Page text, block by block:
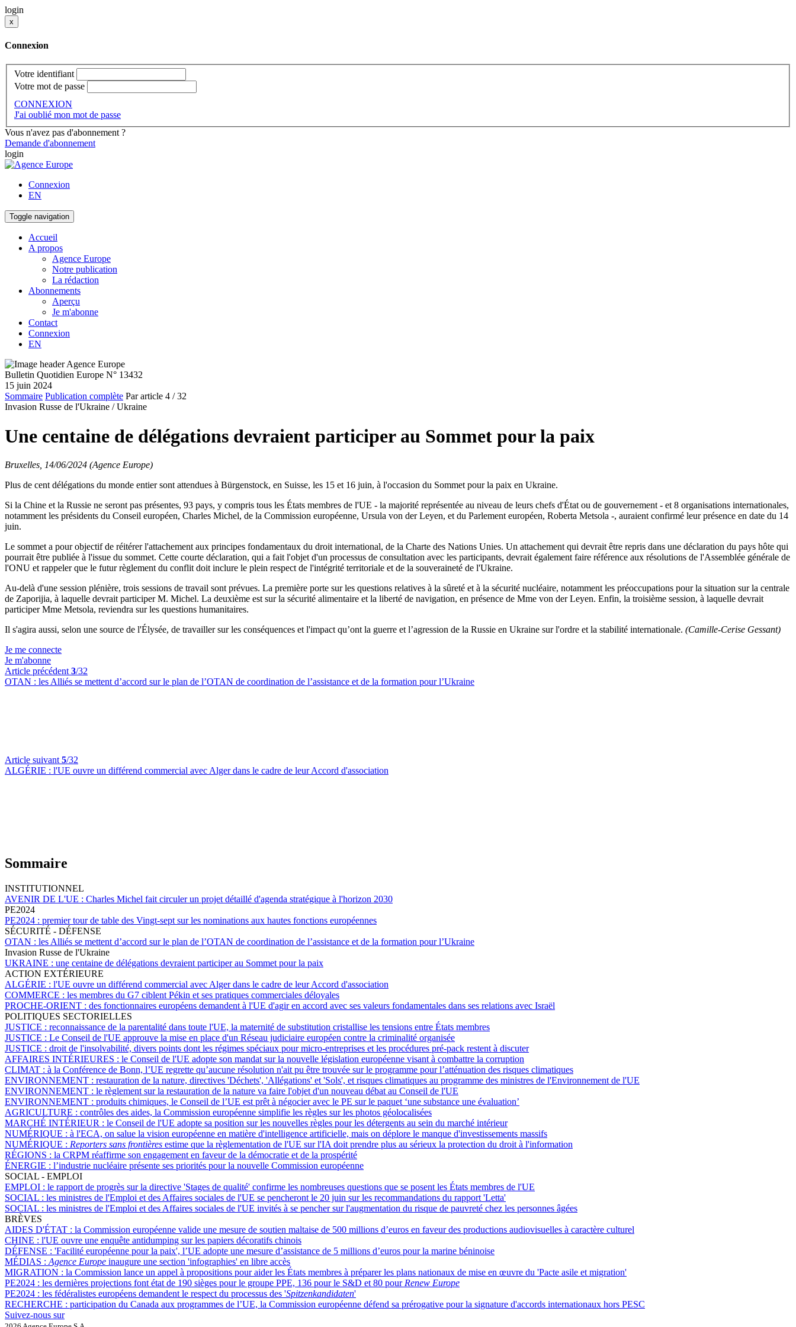
login
x
Connexion
Votre identifiant
Votre mot de passe
CONNEXION
J'ai oublié mon mot de passe
Vous n'avez pas d'abonnement ?
Demande d'abonnement
login
Connexion
EN
Toggle navigation
Accueil
A propos
Agence Europe
Notre publication
La rédaction
Abonnements
Aperçu
Je m'abonne
Contact
Connexion
EN
Bulletin Quotidien Europe N° 13432
15 juin 2024
Sommaire Publication complète Par article 4 / 32
Invasion Russe de l'Ukraine / Ukraine
Une centaine de délégations devraient participer au Sommet pour la paix
Bruxelles, 14/06/2024 (Agence Europe)
Plus de cent délégations du monde entier sont attendues à Bürgenstock, en Suisse, les 15 et 16 juin, à l'occasion du Sommet pour la paix en Ukraine.
Si la Chine et la Russie ne seront pas présentes, 93 pays, y compris tous les États membres de l'UE - la majorité représentée au niveau de leurs chefs d'État ou de gouvernement - et 8 organisations internationales,
notamment les présidents du Conseil européen, Charles Michel, de la Commission européenne, Ursula von der Leyen, et du Parlement européen, Roberta Metsola -, auraient confirmé leur présence en date du 14
juin.
Le sommet a pour objectif de réitérer l'attachement aux principes fondamentaux du droit international, de la Charte des Nations Unies. Un attachement qui devrait être repris dans une déclaration du pays hôte qui
pourrait être publiée à l'issue du sommet. Cette courte déclaration, qui a fait l'objet d'un processus de consultation avec les participants, devrait également faire référence aux résolutions de l'Assemblée générale de
l'ONU et rappeler que le futur règlement du conflit doit inclure le plein respect de l'intégrité territoriale et de la souveraineté de l'Ukraine.
Au-delà d'une session plénière, trois sessions de travail sont prévues. La première porte sur les questions relatives à la sûreté et à la sécurité nucléaire, notamment les préoccupations pour la situation sur la centrale
de Zaporijia, à laquelle devrait participer M. Michel. La deuxième est sur la sécurité alimentaire et la liberté de navigation, en présence de Mme von der Leyen. Enfin, la troisième session, à laquelle devrait
participer Mme Metsola, reviendra sur les questions humanitaires.
Il s'agira aussi, selon une source de l'Élysée, de travailler sur les conséquences et l'impact qu’ont la guerre et l’agression de la Russie en Ukraine sur l'ordre et la stabilité internationale. (Camille-Cerise Gessant)
Je me connecte
Je m'abonne
Article précédent 3/32
OTAN : les Alliés se mettent d’accord sur le plan de l’OTAN de coordination de l’assistance et de la formation pour l’Ukraine
Article suivant 5/32
ALGÉRIE : l'UE ouvre un différend commercial avec Alger dans le cadre de leur Accord d'association
Sommaire
INSTITUTIONNEL
AVENIR DE L'UE : Charles Michel fait circuler un projet détaillé d'agenda stratégique à l'horizon 2030
PE2024
PE2024 : premier tour de table des Vingt-sept sur les nominations aux hautes fonctions européennes
SÉCURITÉ - DÉFENSE
OTAN : les Alliés se mettent d’accord sur le plan de l’OTAN de coordination de l’assistance et de la formation pour l’Ukraine
Invasion Russe de l'Ukraine
UKRAINE : une centaine de délégations devraient participer au Sommet pour la paix
ACTION EXTÉRIEURE
ALGÉRIE : l'UE ouvre un différend commercial avec Alger dans le cadre de leur Accord d'association
COMMERCE : les membres du G7 ciblent Pékin et ses pratiques commerciales déloyales
PROCHE-ORIENT : des fonctionnaires européens demandent à l'UE d'agir en accord avec ses valeurs fondamentales dans ses relations avec Israël
POLITIQUES SECTORIELLES
JUSTICE : reconnaissance de la parentalité dans toute l'UE, la maternité de substitution cristallise les tensions entre États membres
JUSTICE : Le Conseil de l'UE approuve la mise en place d'un Réseau judiciaire européen contre la criminalité organisée
JUSTICE : droit de l'insolvabilité, divers points dont les régimes spéciaux pour micro-entreprises et les procédures pré-pack restent à discuter
AFFAIRES INTÉRIEURES : le Conseil de l'UE adopte son mandat sur la nouvelle législation européenne visant à combattre la corruption
CLIMAT : à la Conférence de Bonn, l’UE regrette qu’aucune résolution n'ait pu être trouvée sur le programme pour l’atténuation des risques climatiques
ENVIRONNEMENT : restauration de la nature, directives 'Déchets', 'Allégations' et 'Sols', et risques climatiques au programme des ministres de l'Environnement de l'UE
ENVIRONNEMENT : le règlement sur la restauration de la nature va faire l'objet d'un nouveau débat au Conseil de l'UE
ENVIRONNEMENT : produits chimiques, le Conseil de l’UE est prêt à négocier avec le PE sur le paquet ‘une substance une évaluation’
AGRICULTURE : contrôles des aides, la Commission européenne simplifie les règles sur les photos géolocalisées
MARCHÉ INTÉRIEUR : le Conseil de l'UE adopte sa position sur les nouvelles règles pour les détergents au sein du marché intérieur
NUMÉRIQUE : à l'ECA, on salue la vision européenne en matière d'intelligence artificielle, mais on déplore le manque d'investissements massifs
NUMÉRIQUE : Reporters sans frontières estime que la règlementation de l'UE sur l'IA doit prendre plus au sérieux la protection du droit à l'information
RÉGIONS : la CRPM réaffirme son engagement en faveur de la démocratie et de la prospérité
ÉNERGIE : l’industrie nucléaire présente ses priorités pour la nouvelle Commission européenne
SOCIAL - EMPLOI
EMPLOI : le rapport de progrès sur la directive 'Stages de qualité' confirme les nombreuses questions que se posent les États membres de l'UE
SOCIAL : les ministres de l'Emploi et des Affaires sociales de l'UE se pencheront le 20 juin sur les recommandations du rapport 'Letta'
SOCIAL : les ministres de l'Emploi et des Affaires sociales de l'UE invités à se pencher sur l'augmentation du risque de pauvreté chez les personnes âgées
BRÈVES
AIDES D'ÉTAT : la Commission européenne valide une mesure de soutien maltaise de 500 millions d’euros en faveur des productions audiovisuelles à caractère culturel
CHINE : l'UE ouvre une enquête antidumping sur les papiers décoratifs chinois
DÉFENSE : 'Facilité européenne pour la paix', l’UE adopte une mesure d’assistance de 5 millions d’euros pour la marine béninoise
MÉDIAS : Agence Europe inaugure une section 'infographies' en libre accès
MIGRATION : la Commission lance un appel à propositions pour aider les États membres à préparer les plans nationaux de mise en œuvre du 'Pacte asile et migration'
PE2024 : les dernières projections font état de 190 sièges pour le groupe PPE, 136 pour le S&D et 80 pour Renew Europe
PE2024 : les fédéralistes européens demandent le respect du processus des 'Spitzenkandidaten'
RECHERCHE : participation du Canada aux programmes de l’UE, la Commission européenne défend sa prérogative pour la signature d'accords internationaux hors PESC
Suivez-nous sur